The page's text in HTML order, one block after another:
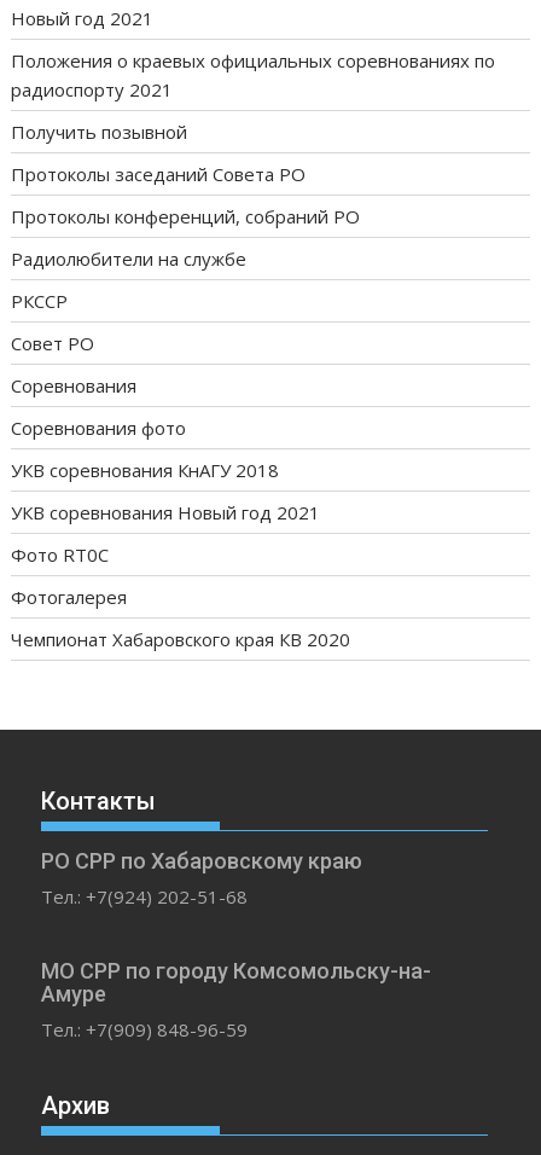
Новый год 2021
Положения о краевых официальных соревнованиях по
радиоспорту 2021
Получить позывной
Протоколы заседаний Совета РО
Протоколы конференций, собраний РО
Радиолюбители на службе
РКССР
Совет РО
Соревнования
Соревнования фото
УКВ соревнования КнАГУ 2018
УКВ соревнования Новый год 2021
Фото RT0C
Фотогалерея
Чемпионат Хабаровского края КВ 2020
Контакты
РО СРР по Хабаровскому краю
Тел.: +7(924) 202-51-68
МО СРР по городу Комсомольску-на-
Амуре
Тел.: +7(909) 848-96-59
Архив